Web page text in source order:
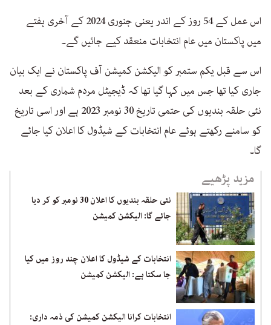
اس عمل کے 54 روز کے اندر یعنی جنوری 2024 کے آخری ہفتے
میں پاکستان میں عام انتخابات منعقد کیے جائیں گے۔
اس سے قبل یکم ستمبر کو الیکشن کمیشن آف پاکستان نے ایک بیان
جاری کیا تھا جس میں کہا گیا تھا کہ ڈیجیٹل مردم شماری کے بعد
نئی حلقہ بندیوں کی حتمی تاریخ 30 نومبر 2023 ہے اور اسی تاریخ
کو سامنے رکھتے ہوئے عام انتخابات کے شیڈول کا اعلان کیا جائے
گا۔
مزید پڑھیے
نئی حلقہ بندیوں کا اعلان 30 نومبر کو کر دیا
جائے گا: الیکشن کمیشن
انتخابات کے شیڈول کا اعلان چند روز میں کیا
جا سکتا ہے: الیکشن کمیشن
انتخابات کرانا الیکشن کمیشن کی ذمہ داری: